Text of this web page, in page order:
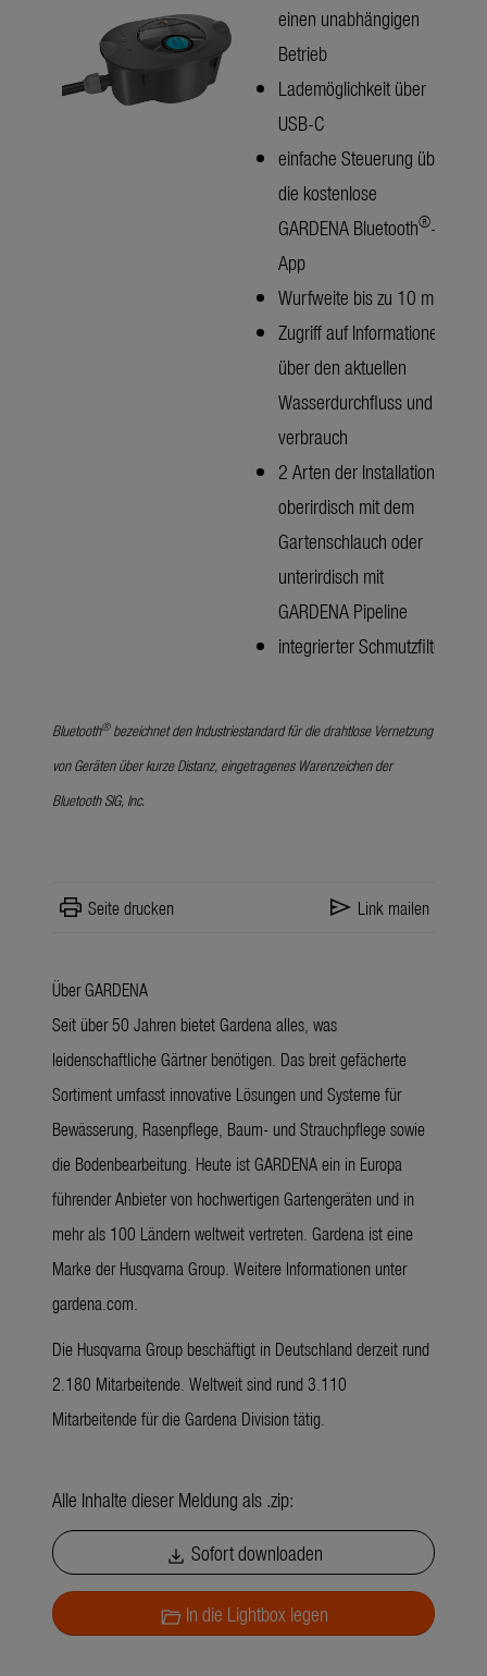
einen unabhängigen
Betrieb
Lademöglichkeit über
USB-C
einfache Steuerung über
die kostenlose
GARDENA Bluetooth®-
App
Wurfweite bis zu 10 m
Zugriff auf Informationen
über den aktuellen
Wasserdurchfluss und -
verbrauch
2 Arten der Installation –
oberirdisch mit dem
Gartenschlauch oder
unterirdisch mit
GARDENA Pipeline
integrierter Schmutzfilter
Bluetooth®bezeichnet den Industriestandard für die drahtlose Vernetzung
von Geräten über kurze Distanz, eingetragenes Warenzeichen der
Bluetooth SIG, Inc.
print Seite drucken send Link mailen
Über GARDENA
Seit über 50 Jahren bietet Gardena alles, was
leidenschaftliche Gärtner benötigen. Das breit gefächerte
Sortiment umfasst innovative Lösungen und Systeme für
Bewässerung, Rasenpflege, Baum- und Strauchpflege sowie
die Bodenbearbeitung. Heute ist GARDENA ein in Europa
führender Anbieter von hochwertigen Gartengeräten und in
mehr als 100 Ländern weltweit vertreten. Gardena ist eine
Marke der Husqvarna Group. Weitere Informationen unter
gardena.com.
Die Husqvarna Group beschäftigt in Deutschland derzeit rund
2.180 Mitarbeitende. Weltweit sind rund 3.110
Mitarbeitende für die Gardena Division tätig.
Alle Inhalte dieser Meldung als .zip:
download Sofort downloaden
folder_openIn die Lightbox legen